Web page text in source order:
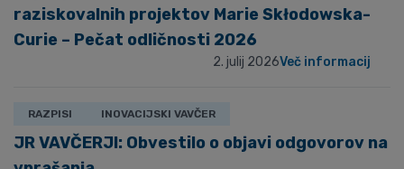
raziskovalnih projektov Marie Skłodowska-
Curie – Pečat odličnosti 2026
2. julij 2026Več informacij
RAZPISI INOVACIJSKI VAVČER
JR VAVČERJI: Obvestilo o objavi odgovorov na